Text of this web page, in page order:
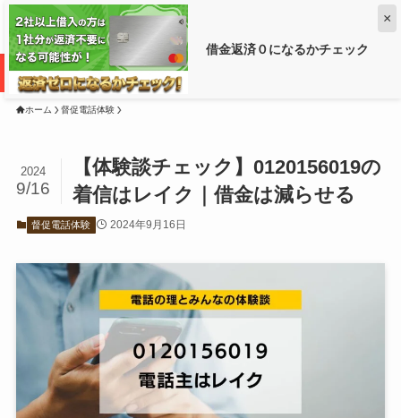
借金返済０になるかチェック
×
借金がいくら減るか調べるなら ➡
ホーム 督促電話体験
【体験談チェック】0120156019の
着信はレイク｜借金は減らせる
2024
9/16
督促電話体験 2024年9月16日